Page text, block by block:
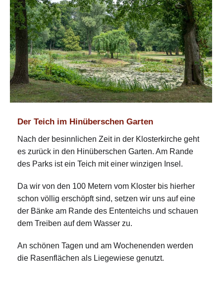
Der Teich im Hinüberschen Garten
Nach der besinnlichen Zeit in der Klosterkirche geht
es zurück in den Hinüberschen Garten. Am Rande
des Parks ist ein Teich mit einer winzigen Insel.
Da wir von den 100 Metern vom Kloster bis hierher
schon völlig erschöpft sind, setzen wir uns auf eine
der Bänke am Rande des Ententeichs und schauen
dem Treiben auf dem Wasser zu.
An schönen Tagen und am Wochenenden werden
die Rasenflächen als Liegewiese genutzt.